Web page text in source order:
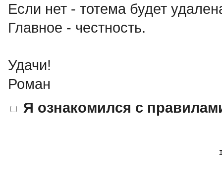
Если нет - тотема будет
Главное - честность.
Удачи!
Роман
Я ознакомился с